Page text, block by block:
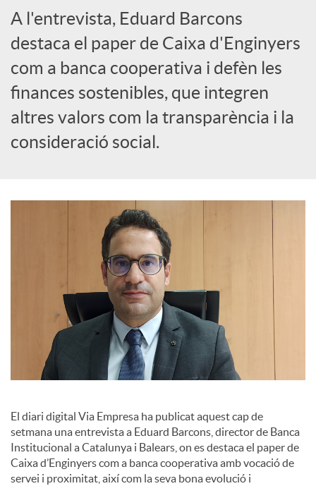
o
c
i
a
l
A l'entrevista, Eduard Barcons
destaca el paper de Caixa d'Enginyers
com a banca cooperativa i defèn les
finances sostenibles, que integren
altres valors com la transparència i la
consideració social.
El diari digital Via Empresa ha publicat aquest cap de
setmana una entrevista a Eduard Barcons, director de Banca
Institucional a Catalunya i Balears, on es destaca el paper de
Caixa d’Enginyers com a banca cooperativa amb vocació de
servei i proximitat, així com la seva bona evolució i